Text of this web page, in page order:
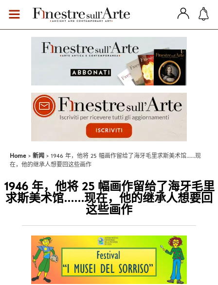
Home 新闻
1946 年，他将 25 幅画作留给了海牙毛里求斯美术馆......现
在，他的继承人想要回这些画作
1946 年，他将 25 幅画作留给了海牙毛里
求斯美术馆......现在，他的继承人想要回
这些画作